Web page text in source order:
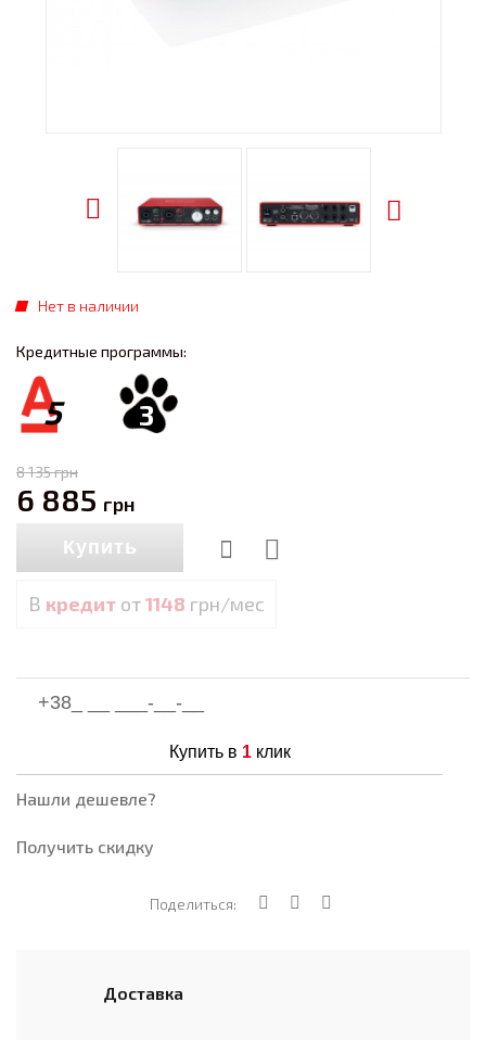
Нет в наличии
Кредитные программы:
5 3
6 885 грн
8 135грн
Купить
В кредит от1148 грн/мес
Купить в 1клик
Нашли дешевле?
Получить скидку
Поделиться:
Доставка